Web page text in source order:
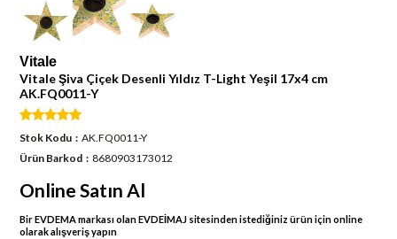
Vitale
Vitale Şiva Çiçek Desenli Yıldız T-Light Yeşil 17x4 cm
AK.FQ0011-Y
Stok Kodu
AK.FQ0011-Y
Ürün Barkod
8680903173012
Online Satın Al
Bir EVDEMA markası olan EVDEİMAJ sitesinden istediğiniz ürün için online
olarak alışveriş yapın